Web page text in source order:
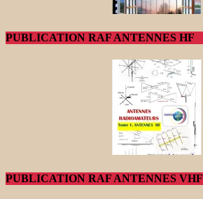
PUBLICATION RAF ANTENNES HF
PUBLICATION RAF ANTENNES VHF